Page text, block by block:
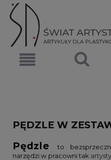
PĘDZLE W
Pędzleto
narzędzi w pracowni tak